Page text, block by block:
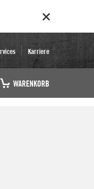
Karriere
WARENKORB